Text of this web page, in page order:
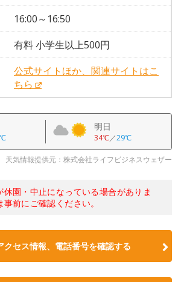
16:00～16:50
有料 小学生以上500円
公式サイトほか、関連サイトはこ
ちら
明日
34℃／29℃
天気情報提供元：株式会社ライフビジネスウェザー
園・中止になっている場合がありま
前にご確認ください。
クセス情報、電話番号を確認する